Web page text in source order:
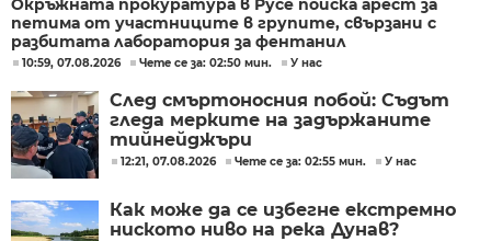
Окръжната прокуратура в Русе поиска арест за
петима от участниците в групите, свързани с
разбитата лаборатория за фентанил
10:59, 07.08.2026 Чете се за: 02:50 мин. У нас
След смъртоносния побой: Съдът
гледа мерките на задържаните
тийнейджъри
12:21, 07.08.2026 Чете се за: 02:55 мин. У нас
Как може да се избегне екстремно
ниското ниво на река Дунав?